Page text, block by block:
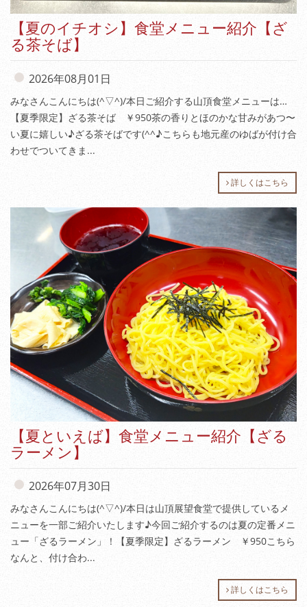
【夏のイチオシ】食堂メニュー紹介【ざ
る茶そば】
2026年08月01日
みなさんこんにちは(^▽^)/本日ご紹介する山頂食堂メニューは…
【夏季限定】ざる茶そば ￥950茶の香りとほのかな甘みがあつ〜
い夏に嬉しい♪ざる茶そばです(^^♪こちらも地元産のゆばが付け合
わせでついてきま...
詳しくはこちら
【夏といえば】食堂メニュー紹介【ざる
ラーメン】
2026年07月30日
みなさんこんにちは(^▽^)/本日は山頂展望食堂で提供しているメ
ニューを一部ご紹介いたします♪今回ご紹介するのは夏の定番メニ
ュー「ざるラーメン」！【夏季限定】ざるラーメン ￥950こちら
なんと、付け合わ...
詳しくはこちら